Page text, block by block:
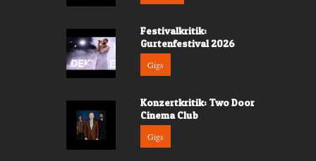
Festivalkritik:
Gurtenfestival 2026
Gigs
Konzertkritik: Two Door
Cinema Club
Gigs